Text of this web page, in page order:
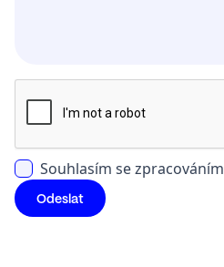
Souhlasím se zpracováním